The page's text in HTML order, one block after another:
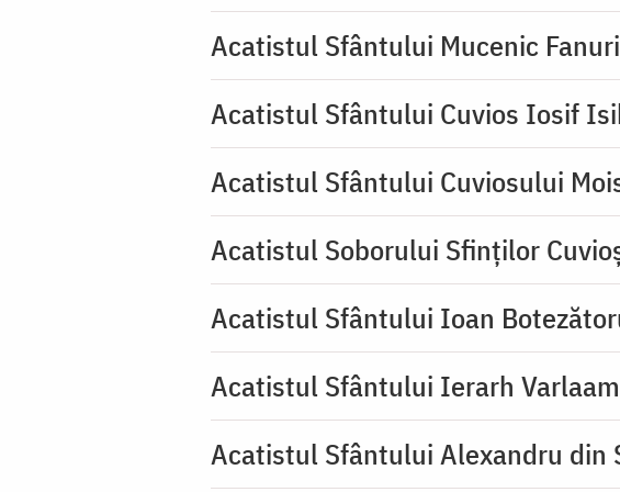
Acatistul Sfântului Mucenic
Acatistul Sfântului Cuvios Iosif
Acatistul Sfântului Cuviosului
Acatistul Soborului Sfinților
Acatistul Sfântului Ioan
Acatistul Sfântului Ierarh
Acatistul Sfântului Alexandru din